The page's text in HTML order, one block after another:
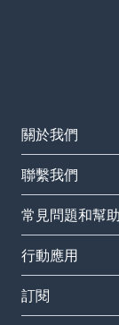
關於我們
聯繫我們
常見問題和幫助
行動應用
訂閱